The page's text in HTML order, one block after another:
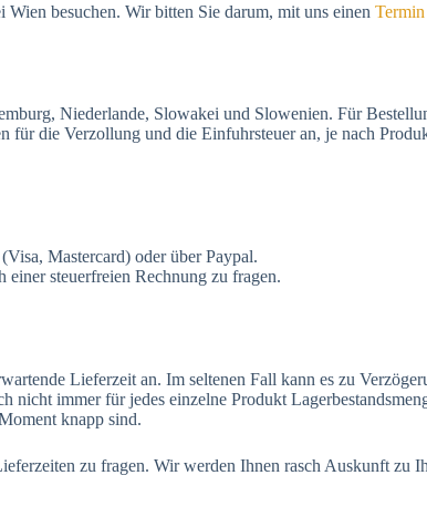
besuchen. Wir bitten Sie darum, mit uns einen
Niederlande, Slowakei und Slowenien. Für
die Verzollung und die Einfuhrsteuer an, je nach
Mas­ter­card) oder über Paypal.
steuerfreien Rechnung zu fragen.
Lieferzeit an. Im seltenen Fall kann es zu
immer für jedes einzelne Produkt
knapp sind.
zu fragen. Wir werden Ihnen rasch Auskunft zu